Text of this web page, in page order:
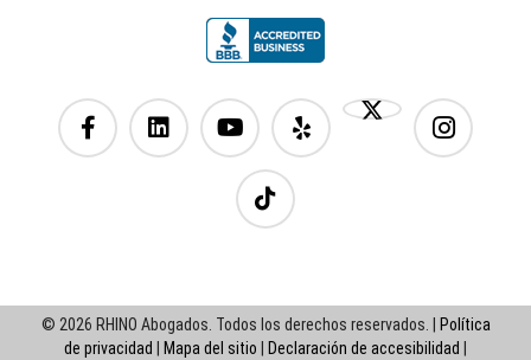
© 2026 RHINO Abogados. Todos los derechos reservados. |
Política
de privacidad
Mapa del sitio Declaración de accesibilidad